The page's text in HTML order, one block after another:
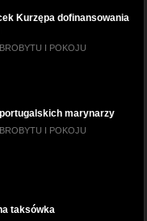
Kurzępa dofinansowania
I POKOJU
marynarzy
I POKOJU
taksówka